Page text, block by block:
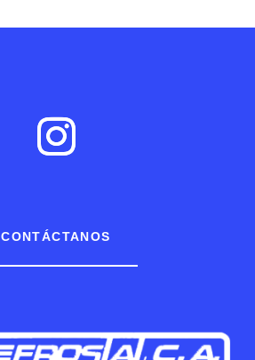
CONTÁCTANOS